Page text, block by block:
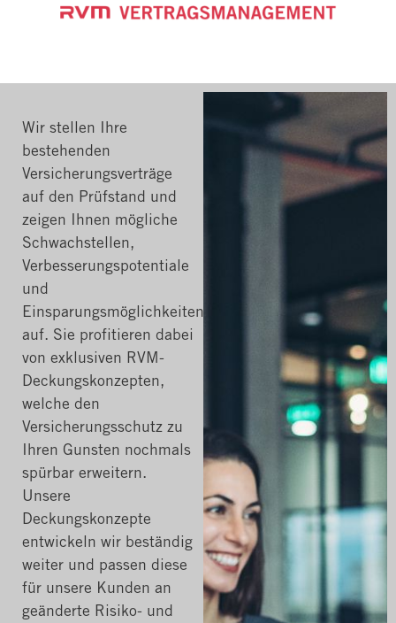
Wir stellen Ihre
bestehenden
Versicherungsverträge
auf den Prüfstand und
zeigen Ihnen mögliche
Schwachstellen,
Verbesserungspotentiale
und
Einsparungsmöglichkeiten
auf. Sie profitieren dabei
von exklusiven RVM-
Deckungskonzepten,
welche den
Versicherungsschutz zu
Ihren Gunsten nochmals
spürbar erweitern.
Unsere
Deckungskonzepte
entwickeln wir beständig
weiter und passen diese
für unsere Kunden an
geänderte Risiko- und